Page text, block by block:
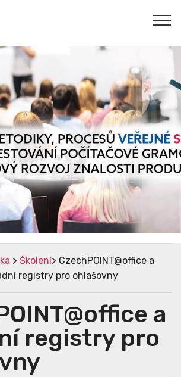
> Školení> CzechPOINT@office a
registry pro ohlašovny
a
registry pro